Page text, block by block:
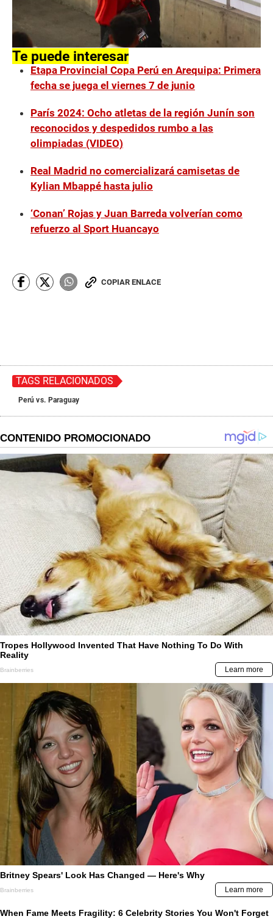
Te puede interesar
Etapa Provincial Copa Perú en Arequipa: Primera
fecha se juega el viernes 7 de junio
París 2024: Ocho atletas de la región Junín son
reconocidos y despedidos rumbo a las
olimpiadas (VIDEO)
Real Madrid no comercializará camisetas de
Kylian Mbappé hasta julio
‘Conan’ Rojas y Juan Barreda volverían como
refuerzo al Sport Huancayo
COPIAR ENLACE
TAGS RELACIONADOS
Perú vs. Paraguay